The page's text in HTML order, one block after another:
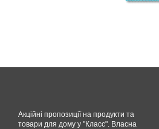
Акційні пропозиції на продукти та
товари для дому у "Класс". Власна